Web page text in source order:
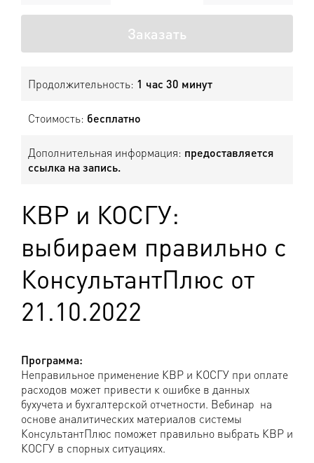
Заказать
Продолжительность: 1 час 30 минут
Стоимость: бесплатно
Дополнительная информация: предоставляется
ссылка на запись.
КВР и КОСГУ:
выбираем правильно с
КонсультантПлюс от
21.10.2022
Программа:
Неправильное применение КВР и КОСГУ при оплате
расходов может привести к ошибке в данных
бухучета и бухгалтерской отчетности. Вебинар на
основе аналитических материалов системы
КонсультантПлюс поможет правильно выбрать КВР и
КОСГУ в спорных ситуациях.